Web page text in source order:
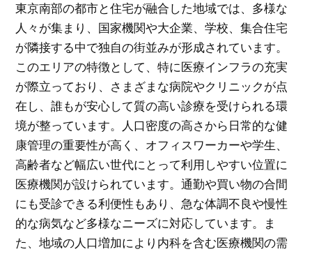
東京南部の都市と住宅が融合した地域では、多様な
人々が集まり、国家機関や大企業、学校、集合住宅
が隣接する中で独自の街並みが形成されています。
このエリアの特徴として、特に医療インフラの充実
が際立っており、さまざまな病院やクリニックが点
在し、誰もが安心して質の高い診療を受けられる環
境が整っています。人口密度の高さから日常的な健
康管理の重要性が高く、オフィスワーカーや学生、
高齢者など幅広い世代にとって利用しやすい位置に
医療機関が設けられています。通勤や買い物の合間
にも受診できる利便性もあり、急な体調不良や慢性
的な病気など多様なニーズに対応しています。ま
た、地域の人口増加により内科を含む医療機関の需